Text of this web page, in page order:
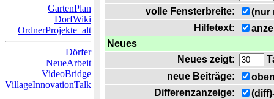
GartenPlan
DorfWiki
OrdnerProjekte_alt
Dörfer
NeueArbeit
VideoBridge
VillageInnovationTalk
volle Fensterbreite:
(nur
Hilfetext:
Neues
Neues zeigt:
neue Beiträge:
Differenzanzeige: